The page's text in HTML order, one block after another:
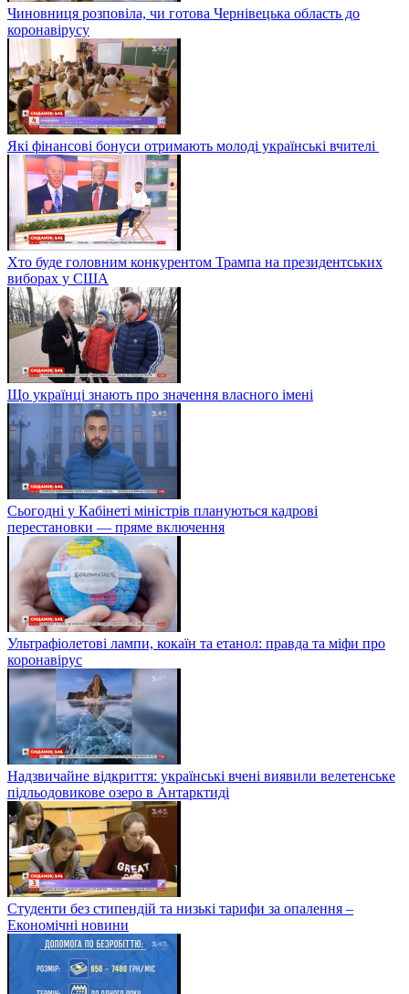
Чиновниця розповіла, чи готова Чернівецька область до
коронавірусу
Які фінансові бонуси отримають молоді українські вчителі
Хто буде головним конкурентом Трампа на президентських
виборах у США
Що українці знають про значення власного імені
Сьогодні у Кабінеті міністрів плануються кадрові
перестановки — пряме включення
Ультрафіолетові лампи, кокаїн та етанол: правда та міфи про
коронавірус
Надзвичайне відкриття: українські вчені виявили велетенське
підльодовикове озеро в Антарктиді
Студенти без стипендій та низькі тарифи за опалення –
Економічні новини